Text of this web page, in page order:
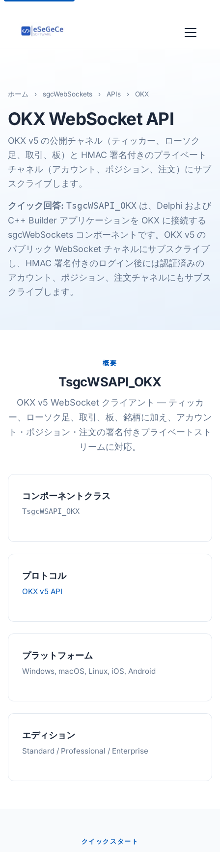
ホーム › sgcWebSockets › APIs › OKX
OKXWebSocket API
OKX v5 の公開チャネル（ティッカー、ローソク
足、取引、板）と HMAC 署名付きのプライベート
チャネル（アカウント、ポジション、注文）にサブ
スクライブします。
クイック回答: TsgcWSAPI_OKX は、Delphi および
C++ Builder アプリケーションを OKX に接続する
sgcWebSockets コンポーネントです。OKX v5 の
パブリック WebSocket チャネルにサブスクライブ
し、HMAC 署名付きのログイン後には認証済みの
アカウント、ポジション、注文チャネルにもサブス
クライブします。
概要
TsgcWSAPI_OKX
OKX v5 WebSocket クライアント — ティッカ
ー、ローソク足、取引、板、銘柄に加え、アカウン
ト・ポジション・注文の署名付きプライベートスト
リームに対応。
コンポーネントクラス
TsgcWSAPI_OKX
プロトコル
OKX v5 API
プラットフォーム
Windows, macOS, Linux, iOS, Android
エディション
Standard / Professional / Enterprise
クイックスタート